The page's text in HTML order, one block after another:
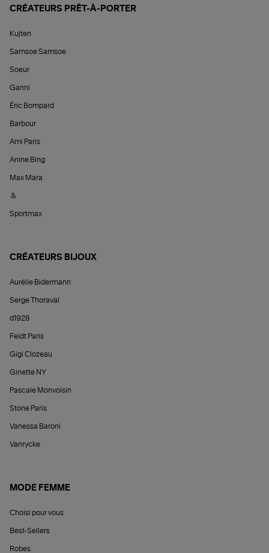
CRÉATEURS PRÊT-À-PORTER
Kujten
Samsoe Samsoe
Soeur
Ganni
Éric Bompard
Barbour
Ami Paris
Anine Bing
Max Mara
&
Sportmax
CRÉATEURS BIJOUX
Aurélie Bidermann
Serge Thoraval
d1928
Feidt Paris
Gigi Clozeau
Ginette NY
Pascale Monvoisin
Stone Paris
Vanessa Baroni
Vanrycke
MODE FEMME
Choisi pour vous
Best-Sellers
Robes